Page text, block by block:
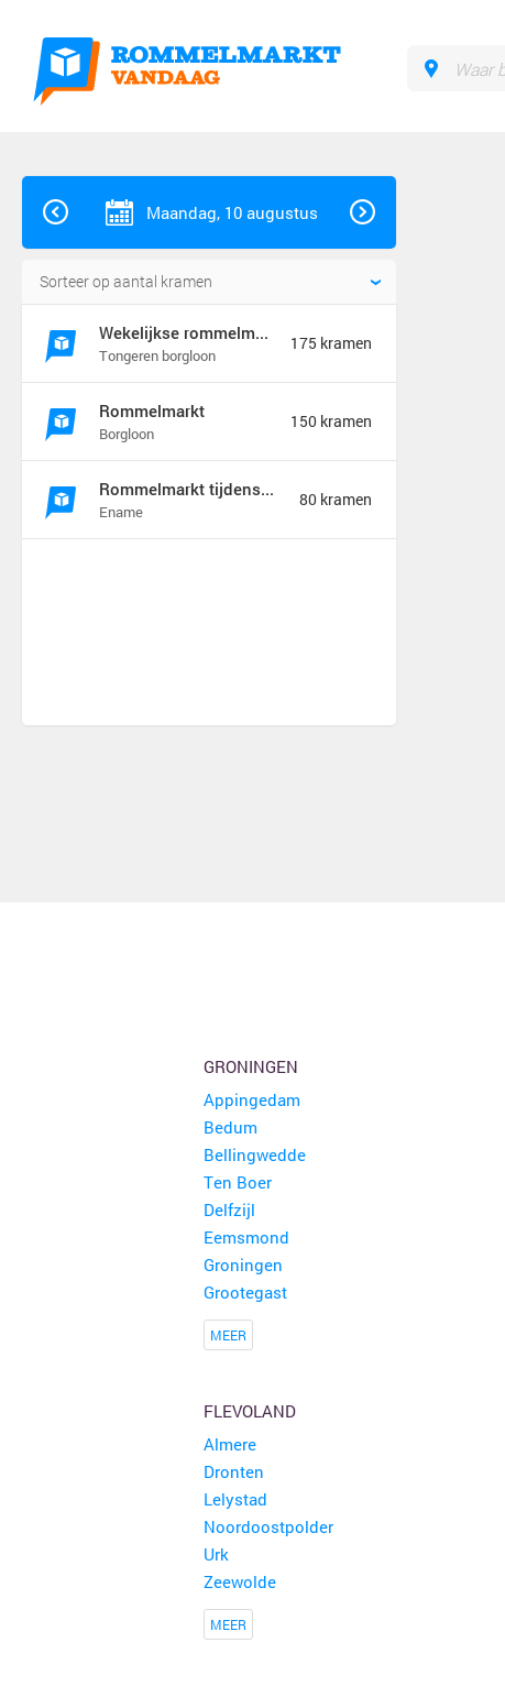
Maandag, 10 augustus
Wekelijkse rommelmarkt
Tongeren borgloon
175 kramen
Rommelmarkt
Borgloon
150 kramen
Rommelmarkt tijdens feeste t&#039;ename
Ename
80 kramen
GRONINGEN
Appingedam
Bedum
Bellingwedde
Ten Boer
Delfzijl
Eemsmond
Groningen
Grootegast
MEER
FLEVOLAND
Almere
Dronten
Lelystad
Noordoostpolder
Urk
Zeewolde
MEER